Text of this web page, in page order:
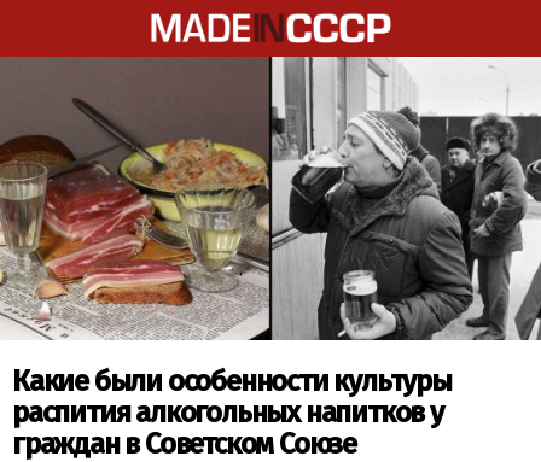
Какие были особенности культуры
распития алкогольных напитков у
граждан в Советском Союзе